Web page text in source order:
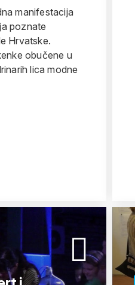
manifestacija
poznate
Hrvatske.
obučene u
lica modne